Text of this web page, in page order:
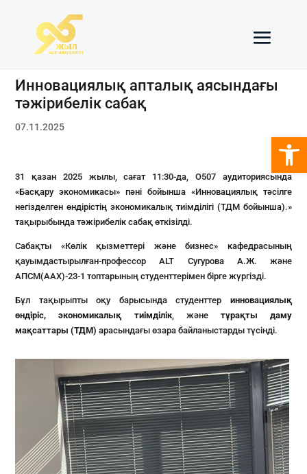
Инновациялық апталық аясындағы
тәжірибелік сабақ
07.11.2025
31 қазан 2025 жылы, сағат 11:30-да, О507 аудиториясында
«Басқару экономикасы» пәні бойынша «Инновациялық тәсілге
негізделген өндірістің экономикалық тиімділігі (ТДМ бойынша).»
тақырыбында тәжірибелік сабақ өткізілді.
Сабақты «Көлік қызметтері және бизнес» кафедрасының
қауымдастырылған-профессор ALT Сугурова А.Ж. және
АПСМ(ААХ)-23-1 топтарының студенттерімен бірге жүргізді.
Бұл тақырыпты оқу барысында студенттер инновациялық
өндіріс,экономикалық тиімділік, және тұрақты даму
мақсаттары (ТДМ) арасындағы өзара байланыстарды түсінді.